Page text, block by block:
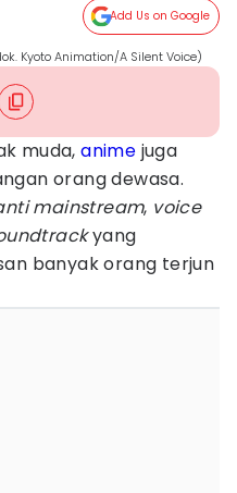
Add Us on Google
Kyoto Animation/A Silent Voice)
muda,anime juga
orang dewasa.
mainstream, voice
yang
banyak orang terjun